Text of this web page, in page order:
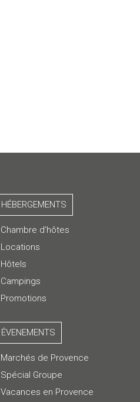
HÉBERGEMENTS
Chambre d’hôtes
Locations
Hôtels
Campings
Promotions
ÉVENEMENTS
Marchés de Provence
Spécial Groupe
Vacances en Provence